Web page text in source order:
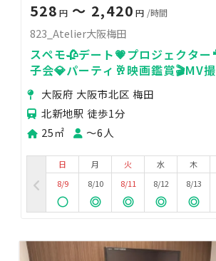
528 円〜 2,420 円 /時間
823_Atelier大阪梅田
スペモ🥀デート💗プロジェクター
子会💎パーティ🥂映画鑑賞🎬️MV
823_Atelier大阪梅田
大阪府 大阪市北区 梅田
北新地駅 徒歩1分
25㎡
〜6人
日
8/9
月
8/10
火
8/11
水
8/12
木
8/13